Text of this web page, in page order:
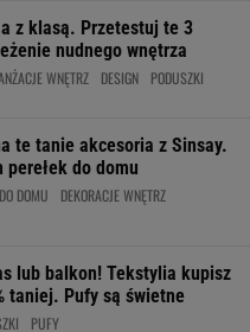
z klasą. Przetestuj te 3
nudnego wnętrza
WNĘTRZ DESIGN PODUSZKI
te tanie akcesoria z Sinsay.
perełek do domu
DOMU
DEKORACJE WNĘTRZ
lub balkon! Tekstylia kupisz
taniej. Pufy są świetne
PUFY